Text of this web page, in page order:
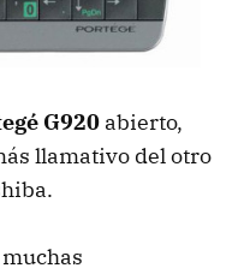
G920 abierto,
llamativo del otro